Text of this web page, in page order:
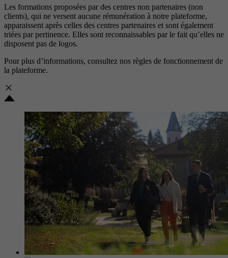
Les formations proposées par des centres non partenaires (non
clients), qui ne versent aucune rémunération à notre plateforme,
apparaissent après celles des centres partenaires et sont également
triées par pertinence. Elles sont reconnaissables par le fait qu’elles ne
disposent pas de logos.
Pour plus d’informations, consultez nos règles de fonctionnement de
la plateforme.